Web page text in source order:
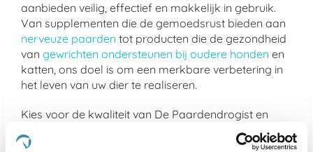
aanbieden veilig, effectief en makkelijk in gebruik.
Van supplementen die de gemoedsrust bieden aan
nerveuze paarden tot producten die de gezondheid
van gewrichten ondersteunen bij oudere honden en
katten, ons doel is om een merkbare verbetering in
het leven van uw dier te realiseren.
Kies voor de kwaliteit van De Paardendrogist en
Dursy Dog en ervaar zelf de voordelen van onze
zorgvuldig samengestelde producten. Uw dier